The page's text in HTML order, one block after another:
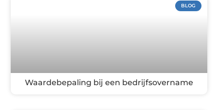
BLOG
Waardebepaling bij een bedrijfsovername